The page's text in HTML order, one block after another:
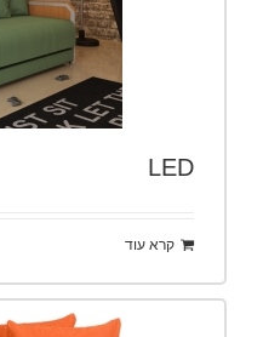
LED
קרא עוד